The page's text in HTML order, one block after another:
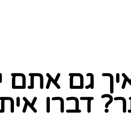
גם אתם
דברו